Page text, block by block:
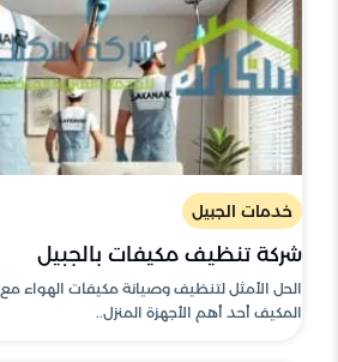
خدمات الجبيل
شركة تنظيف مكيفات بالجبيل
الحل الأمثل لتنظيف وصيانة مكيفات الهواء مع
المكيف أحد أهم الأجهزة المنزل..